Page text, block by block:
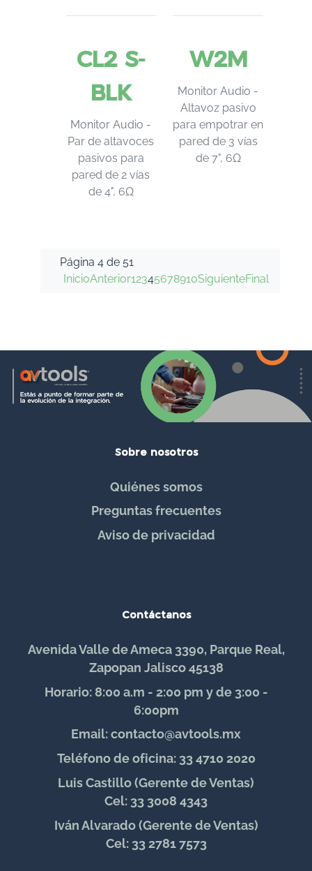
CL2 S-
BLK
Monitor Audio -
Par de altavoces
pasivos para
pared de 2 vías
de 4", 6Ω
W2M
Monitor Audio -
Altavoz pasivo
para empotrar en
pared de 3 vías
de 7", 6Ω
Página 4 de 51
InicioAnterior12345678910SiguienteFinal
Sobre nosotros
Quiénes somos
Preguntas frecuentes
Aviso de privacidad
Contáctanos
Avenida Valle de Ameca 3390, Parque Real,
Zapopan Jalisco 45138
Horario: 8:00 a.m - 2:00 pm y de 3:00 -
6:00pm
Email: contacto@avtools.mx
Teléfono de oficina: 33 4710 2020
Luis Castillo (Gerente de Ventas)
Cel: 33 3008 4343
Iván Alvarado (Gerente de Ventas)
Cel: 33 2781 7573